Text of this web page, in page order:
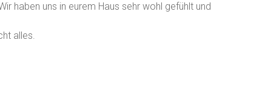
haben uns in eurem Haus sehr wohl gefühlt und
alles.